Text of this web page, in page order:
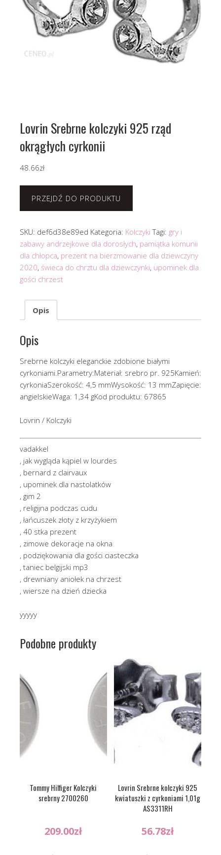
Lovrin Srebrne kolczyki 925 rząd
okrągłych cyrkonii
48.66zł
PRZEJDŹ DO PRODUKTU
SKU: def6d38e89ed Kategoria: Kolczyki Tagi: gry i
zabawy andrzejkowe dla dorosłych, pamiątka komunii
dla chłopca, prezent na bierzmowanie dla dziewczyny
2020, świeca do chrztu dla dziewczynki, upominek dla
gości chrzest
Opis
Opis
Srebrne kolczyki eleganckie zdobione białymi
cyrkoniami.Parametry:Materiał: srebro pr. 925Kamień:
cyrkoniaSzerokość: 4,5 mmWysokość: 13 mmZapięcie:
angielskieWaga: 1,34 gKod produktu: 67865
Lovrin / Kolczyki
vadakkel
, jak wygląda kąpiel w lourdes
, bernard z clairvaux
, upominek dla nastolatków
, gim 2
, religijna podczas cudu
, łańcuszek złoty z krzyżykiem
, 40 stka prezent
, zimowe dekoracje na okna
, podziękowania dla gości ciasteczka
, taniec belgijski mp3
, drewniany aniołek na chrzest
, wiersze na dzień dziecka
yyyyy
Podobne produkty
Tommy Hilfiger Kolczyki
srebrny 2700260
209.00zł
Lovrin Srebrne kolczyki 925
kwiatuszki z cyrkoniami 1,01g
AS3311RH
56.78zł